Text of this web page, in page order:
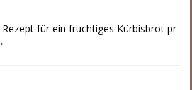
für ein fruchtiges Kürbisbrot pr